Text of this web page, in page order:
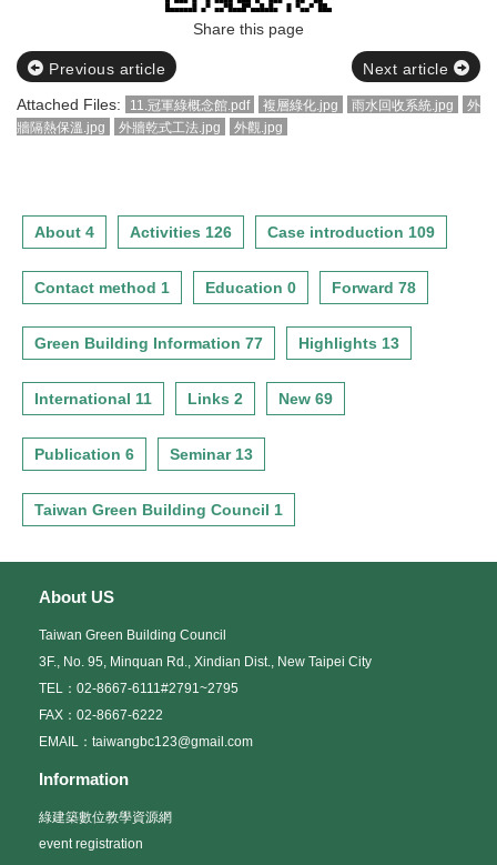
Share this page
Previous article
Next article
Attached Files:
11.冠軍綠概念館.pdf 複層綠化.jpg 雨水回收系統.jpg
外
牆隔熱保溫.jpg
外牆乾式工法.jpg 外觀.jpg
About 4 Activities 126 Case introduction 109
Contact method 1 Education 0 Forward 78
Green Building Information 77 Highlights 13
International 11 Links 2 New 69
Publication 6 Seminar 13
Taiwan Green Building Council 1
About US
Taiwan Green Building Council
3F., No. 95, Minquan Rd., Xindian Dist., New Taipei City
TEL：02-8667-6111#2791~2795
FAX：02-8667-6222
EMAIL：taiwangbc123@gmail.com
Information
綠建築數位教學資源網
event registration